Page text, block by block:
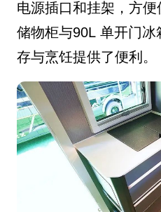
电源插口和挂架，方便
储物柜与90L 单开门
存与烹饪提供了便利。